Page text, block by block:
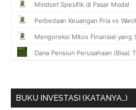
BUKU INVESTASI (KATANYA…)